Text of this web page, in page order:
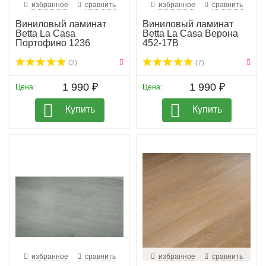
избранное сравнить
Виниловый ламинат
Betta La Casa
Портофино 1236
(2)
Цена: 1 990 ₽
Купить
избранное сравнить
Виниловый ламинат
Betta La Casa Верона
452-17B
(7)
Цена: 1 990 ₽
Купить
избранное сравнить избранное сравнить